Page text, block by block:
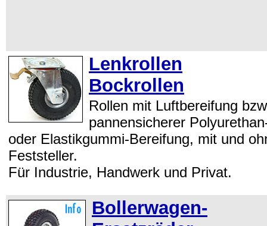
Lenkrollen
Bockrollen
Rollen mit Luftbereifung
pannensicherer
oder Elastikgummi-Bereifung, mit und
Feststeller.
Für Industrie, Handwerk und Privat.
Bollerwagen-